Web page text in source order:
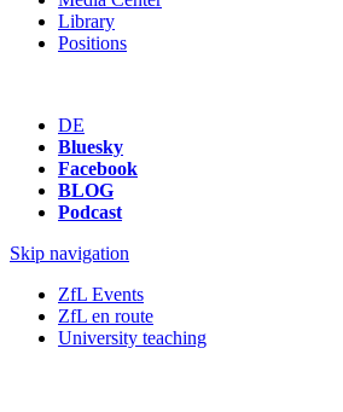
Library
Positions
DE
Bluesky
Facebook
BLOG
Podcast
Skip navigation
ZfL Events
ZfL en route
University teaching